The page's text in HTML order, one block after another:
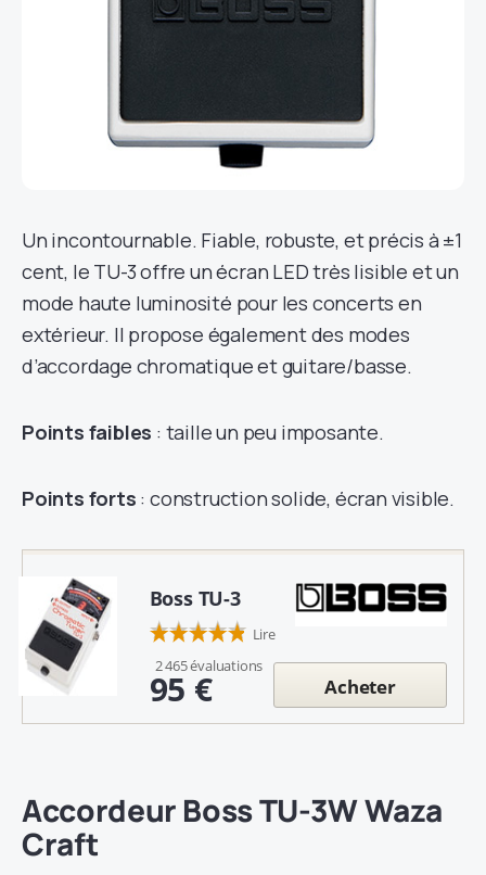
Un incontournable. Fiable, robuste, et précis à ±1
cent, le TU-3 offre un écran LED très lisible et un
mode haute luminosité pour les concerts en
extérieur. Il propose également des modes
d’accordage chromatique et guitare/basse.
Points faibles : taille un peu imposante.
Points forts : construction solide, écran visible.
Boss TU-3
Lire
2 465 évaluations
95 € Acheter
Accordeur Boss TU-3W Waza
Craft